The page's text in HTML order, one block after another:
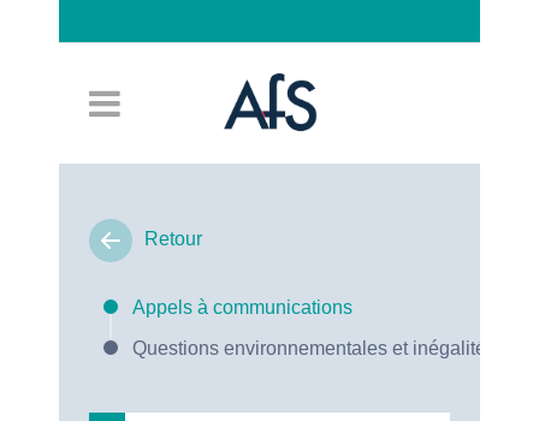
Retour
Appels à communications
Questions environnementales et inégalités